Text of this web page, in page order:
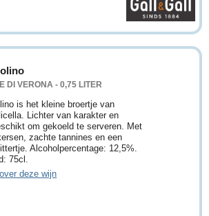
DI VERONA - 0,75 LITER
is het kleine broertje van
Lichter van karakter en
om gekoeld te serveren. Met
zachte tannines en een
Alcoholpercentage: 12,5%.
75cl.
deze wijn